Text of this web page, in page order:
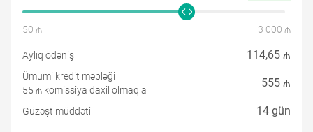
50 ₼ 3 000 ₼
Aylıq ödəniş 114,65 ₼
Ümumi kredit məbləği
55 ₼ komissiya daxil olmaqla
555 ₼
Güzəşt müddəti 14 gün